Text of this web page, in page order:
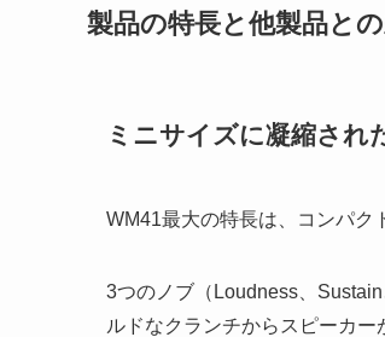
製品の特長と他製品と
ミニサイズに凝縮され
WM41最大の特長は、コンパク
3つのノブ（Loudness、
ルドなクランチからスピーカ